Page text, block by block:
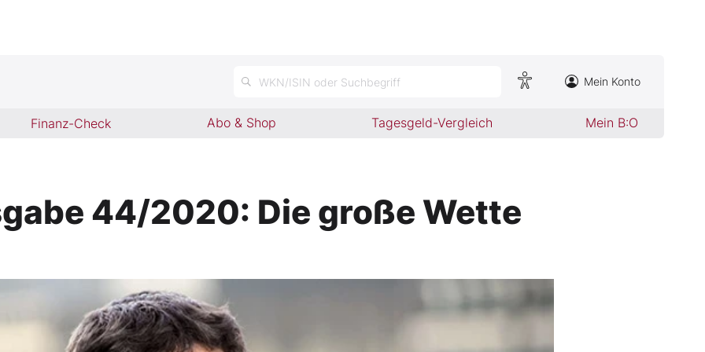
WKN/ISIN oder Suchbegriff Mein Konto
Finanz-Check Abo & Shop Tagesgeld-Vergleich Mein B:O
44/2020: Die große Wette